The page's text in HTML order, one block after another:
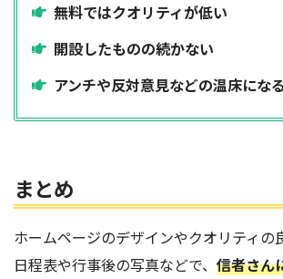
無料ではクオリティが低い
開設したものの続かない
アンチや反対意見などの温床になる
まとめ
ホームページのデザインやクオリティの
日程表や行事後の写真などで、 信者さん